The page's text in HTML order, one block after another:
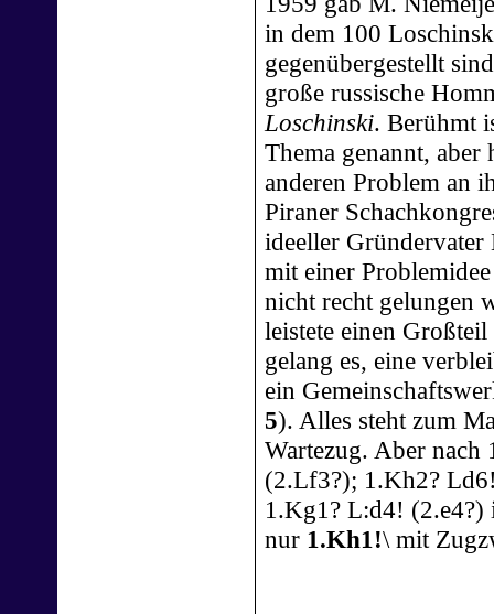
in dem 100
gegenübergestellt
große russische
Loschinski. Berühmt
Thema genannt,
anderen Problem an
Piraner
ideeller
mit einer
nicht recht gelungen
leistete einen
gelang es, eine
ein
5). Alles steht zum
Wartezug. Aber
(2.Lf3?); 1.Kh2?
1.Kg1? L:d4! (2.e4?)
nur 1.Kh1!\ mit